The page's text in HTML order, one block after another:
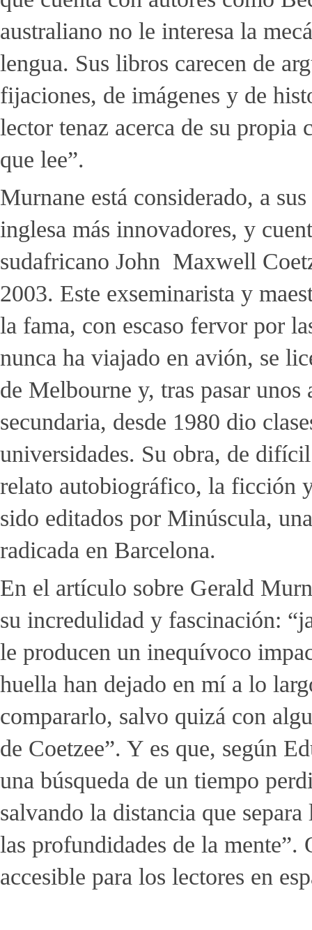
australiano no le interesa la
lengua. Sus libros carecen de
fijaciones, de imágenes y de
lector tenaz acerca de su
que lee”.
Murnane está considerado, a
inglesa más innovadores, y
sudafricano John Maxwell
2003. Este exseminarista y
la fama, con escaso fervor por
nunca ha viajado en avión, se
de Melbourne y, tras pasar unos
secundaria, desde 1980 dio
universidades. Su obra, de
relato autobiográfico, la ficción
sido editados por Minúscula,
radicada en Barcelona.
En el artículo sobre Gerald
su incredulidad y fascinación:
le producen un inequívoco
huella han dejado en mí a lo
compararlo, salvo quizá con
de Coetzee”. Y es que, según
una búsqueda de un tiempo
salvando la distancia que
las profundidades de la mente”.
accesible para los lectores en